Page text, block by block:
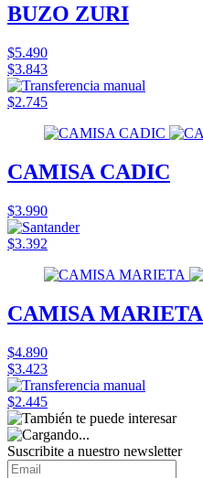
BUZO ZURI
$5.490
$3.843
$2.745
CAMISA CADIC
$3.990
$3.392
CAMISA MARIETA
$4.890
$3.423
$2.445
Suscribite a nuestro newsletter